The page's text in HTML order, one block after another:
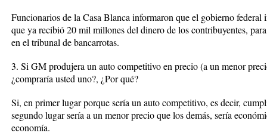
Funcionarios de la Casa Blanca informaron que el gobierno
que ya recibió 20 mil millones del dinero de los contribuyentes,
en el tribunal de bancarrotas.
3. Si GM produjera un auto competitivo en precio (a un menor
¿compraría usted uno?, ¿Por qué?
Si, en primer lugar porque sería un auto competitivo, es decir,
segundo lugar sería a un menor precio que los demás, sería
economía.